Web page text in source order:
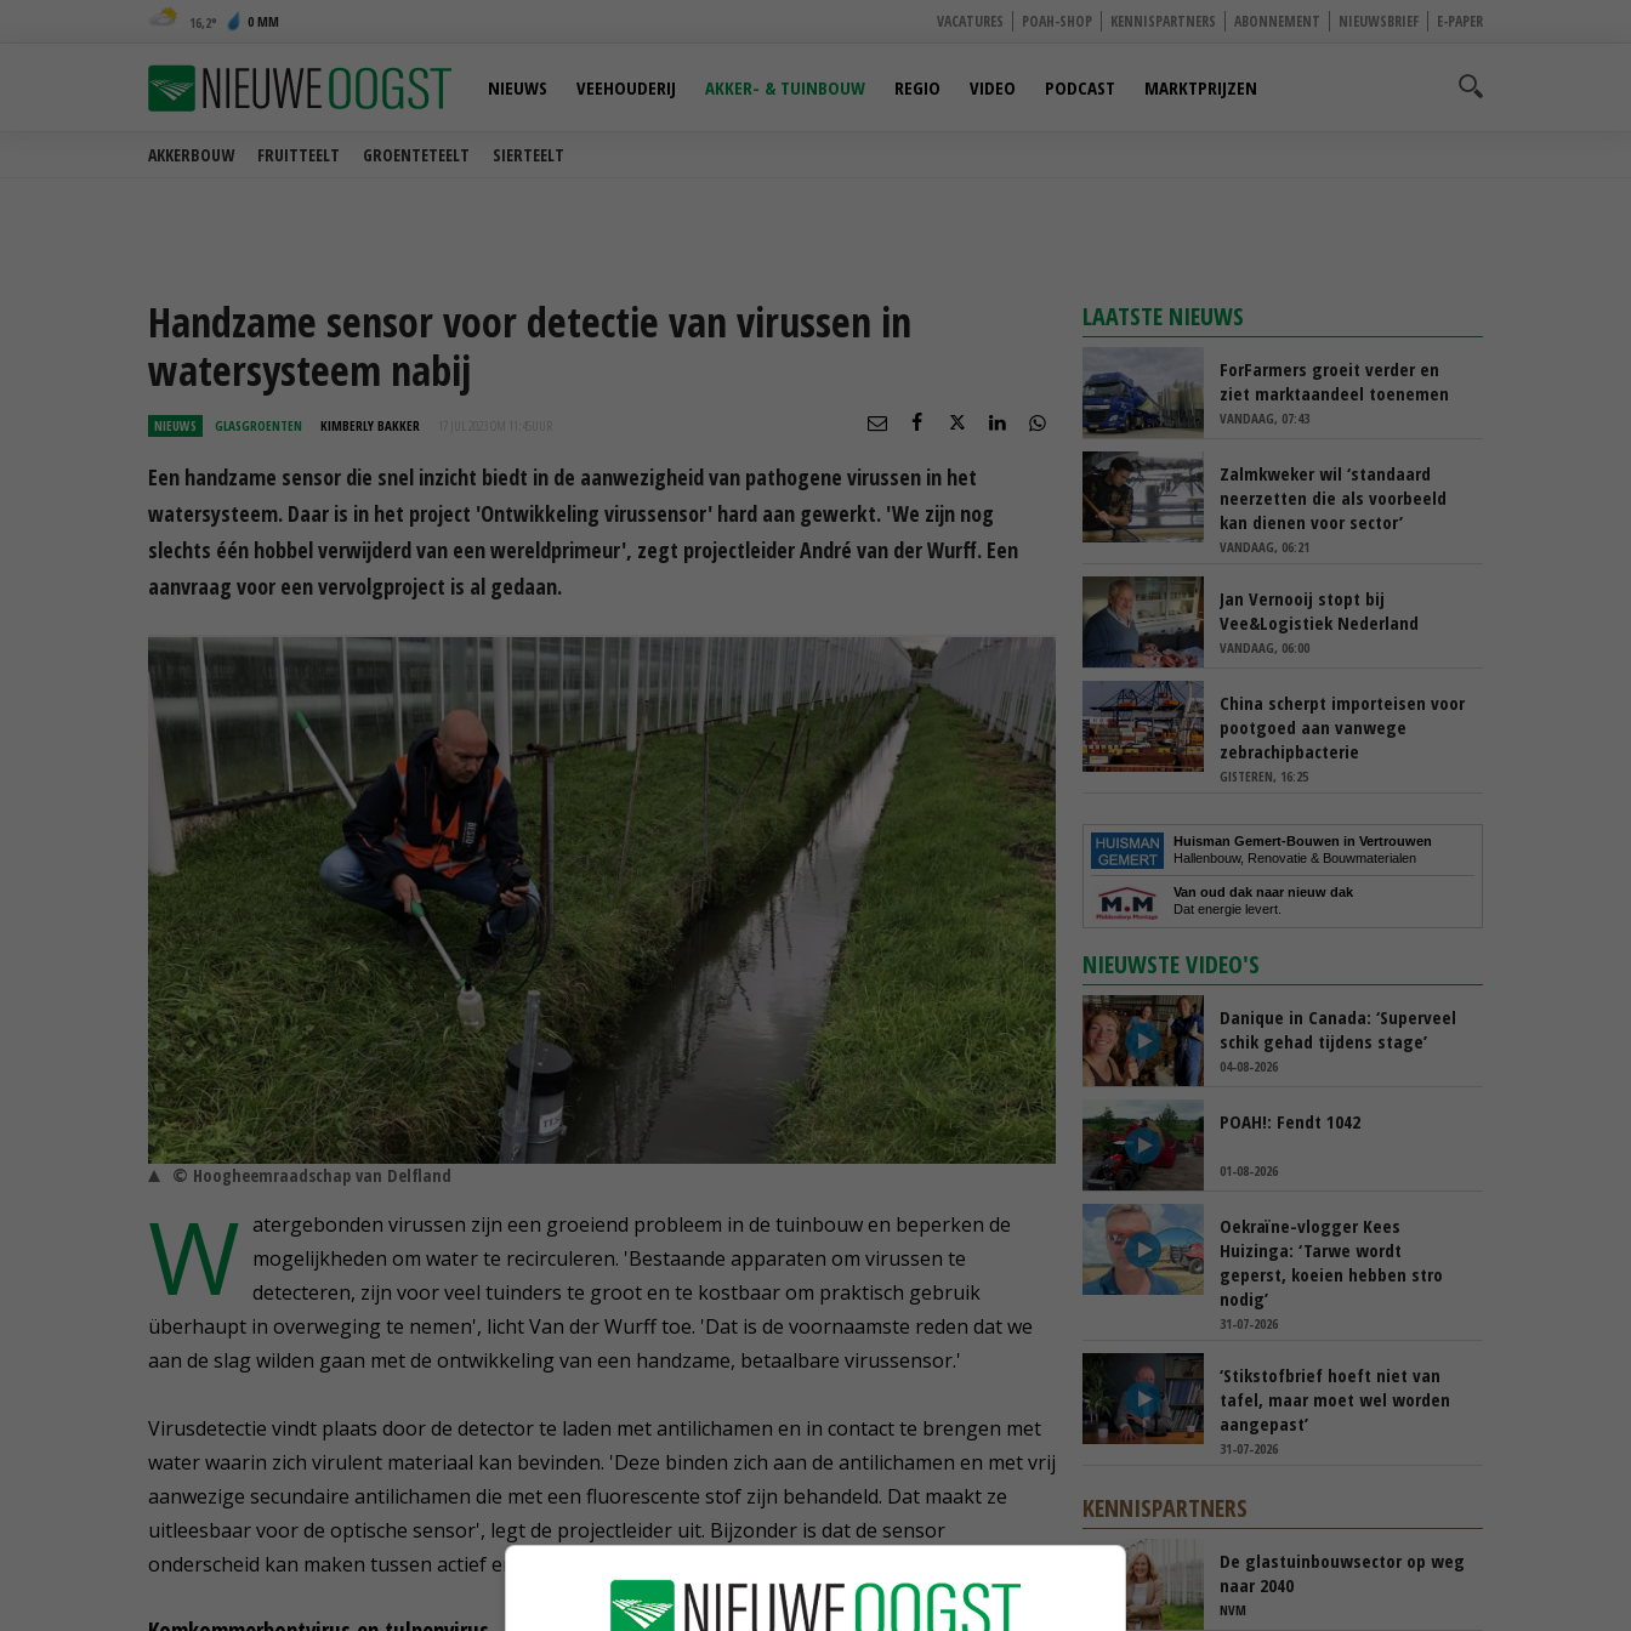
16,2 0 MM VACATURES POAH-SHOP KENNISPARTNERS ABONNEMENT NIEUWSBRIEF E-PAPER
AKKERBOUW FRUITTEELT GROENTETEELT SIERTEELT
NIEUWS VEEHOUDERIJ AKKER- & TUINBOUW REGIO VIDEO PODCAST MARKTPRIJZEN
Handzame sensor voor detectie van virussen in
watersysteem nabij
NIEUWS GLASGROENTEN KIMBERLY BAKKER 17 JUL 2023 OM 11:45
Een handzame sensor die snel inzicht biedt in de aanwezigheid van pathogene virussen in het
watersysteem. Daar is in het project 'Ontwikkeling virussensor' hard aan gewerkt. 'We zijn nog
slechts één hobbel verwijderd van een wereldprimeur', zegt projectleider André van der Wurff. Een
aanvraag voor een vervolgproject is al gedaan.
© Hoogheemraadschap van Delfland
W atergebonden virussen zijn een groeiend probleem in de tuinbouw en beperken de
mogelijkheden om water te recirculeren. 'Bestaande apparaten om virussen te
detecteren, zijn voor veel tuinders te groot en te kostbaar om praktisch gebruik
überhaupt in overweging te nemen', licht Van der Wurff toe. 'Dat is de voornaamste reden dat we
aan de slag wilden gaan met de ontwikkeling van een handzame, betaalbare virussensor.'
Virusdetectie vindt plaats door de detector te laden met antilichamen en in contact te brengen met
water waarin zich virulent materiaal kan bevinden. 'Deze binden zich aan de antilichamen en met vrij
aanwezige secundaire antilichamen die met een fluorescente stof zijn behandeld. Dat maakt ze
uitleesbaar voor de optische sensor', legt de projectleider uit. Bijzonder is dat de sensor
onderscheid kan maken tussen actief en inactief virulent materiaal.
LAATSTE NIEUWS
ForFarmers groeit verder en
ziet marktaandeel toenemen
VANDAAG, 07:43
Zalmkweker wil ‘standaard
neerzetten die als voorbeeld
kan dienen voor sector’
VANDAAG, 06:21
Jan Vernooij stopt bij
Vee&Logistiek Nederland
VANDAAG, 06:00
China scherpt importeisen voor
pootgoed aan vanwege
zebrachipbacterie
GISTEREN, 16:25
Huisman Gemert-Bouwen in Vertrouwen
Hallenbouw, Renovatie & Bouwmaterialen
Van oud dak naar nieuw dak
Dat energie levert.
NIEUWSTE VIDEO'S
Danique in Canada: ‘Superveel
schik gehad tijdens stage’
04-08-2026
POAH!: Fendt 1042
01-08-2026
Oekraïne-vlogger Kees
Huizinga: ‘Tarwe wordt
geperst, koeien hebben stro
nodig’
31-07-2026
‘Stikstofbrief hoeft niet van
tafel, maar moet wel worden
aangepast’
31-07-2026
KENNISPARTNERS
De glastuinbouwsector op weg
naar 2040
NVM